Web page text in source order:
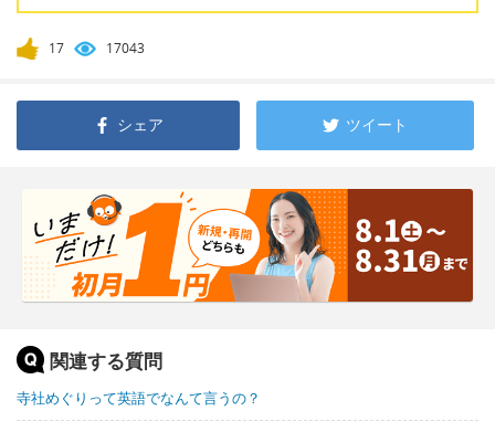
17 17043
シェア ツイート
関連する質問
寺社めぐりって英語でなんて言うの？